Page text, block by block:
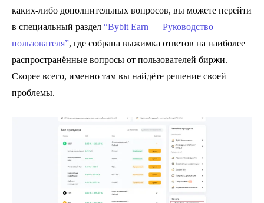
каких-либо дополнительных вопросов, вы можете перейти
в специальный раздел “Bybit Earn — Руководство
пользователя”, где собрана выжимка ответов на наиболее
распространённые вопросы от пользователей биржи.
Скорее всего, именно там вы найдёте решение своей
проблемы.